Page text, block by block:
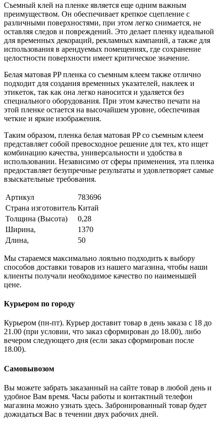
Съемный клей на пленке является еще одним важным
преимуществом. Он обеспечивает крепкое сцепление с
различными поверхностями, при этом легко снимается, не
оставляя следов и повреждений. Это делает пленку идеальной
для временных декораций, рекламных кампаний, а также для
использования в арендуемых помещениях, где сохранение
целостности поверхности имеет критическое значение.
Белая матовая PP пленка со съемным клеем также отлично
подходит для создания временных указателей, наклеек и
этикеток, так как она легко наносится и удаляется без
специального оборудования. При этом качество печати на
этой пленке остается на высочайшем уровне, обеспечивая
четкие и яркие изображения.
Таким образом, пленка белая матовая PP со съемным клеем
представляет собой превосходное решение для тех, кто ищет
комбинацию качества, универсальности и удобства в
использовании. Независимо от сферы применения, эта пленка
предоставляет безупречные результаты и удовлетворяет самые
взыскательные требования.
Артикул
783696
Страна изготовитель Китай
Толщина (Высота)
0,28
Ширина,
1370
Длина,
50
Мы стараемся максимально лояльно подходить к выбору
способов доставки товаров из нашего магазина, чтобы наши
клиенты получали необходимое качество по наименьшей
цене.
Курьером по городу
Курьером (пн-пт). Курьер доставит товар в день заказа с 18 до
21.00 (при условии, что заказ сформирован до 18.00), либо
вечером следующего дня (если заказ сформирован после
18.00).
Самовывозом
Вы можете забрать заказанный на сайте товар в любой день и
удобное Вам время. Часы работы и контактный телефон
магазина можно узнать здесь. Забронированный товар будет
дожидаться Вас в течении двух рабочих дней.